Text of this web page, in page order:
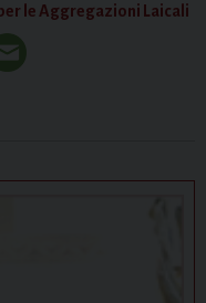
le Aggregazioni Laicali